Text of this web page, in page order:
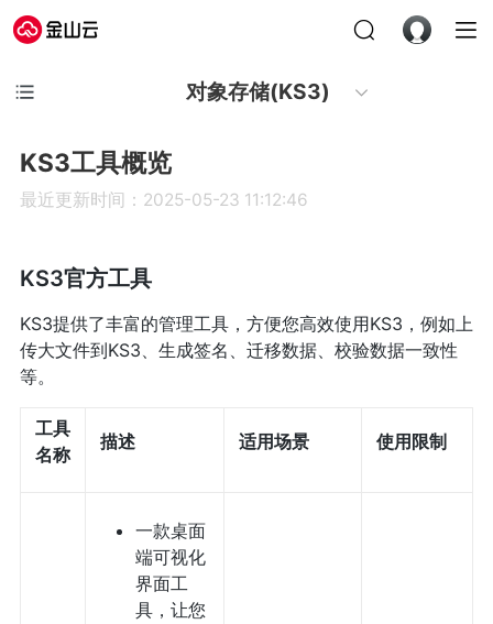
对象存储(KS3)
KS3工具概览
最近更新时间：2025-05-23 11:12:46
KS3官方工具
KS3提供了丰富的管理工具，方便您高效使用KS3，例如上
传大文件到KS3、生成签名、迁移数据、校验数据一致性
等。
工具
名称
描述 适用场景 使用限制
一款桌面
端可视化
界面工
具，让您